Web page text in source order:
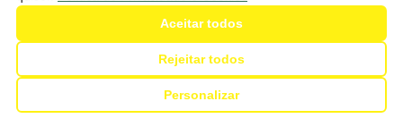
Venda
Apartamento com 02 dormitórios + 01 suíte à
Aceitar todos
Rejeitar todos
Personalizar